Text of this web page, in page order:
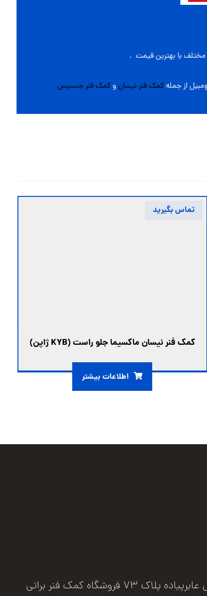
با بهترین قیمت .
از جملهکمک فنر نیسانو کمک فنر جنسیس
کمک فنر نیسان ماکسیما جلو راست (KYB ژاپن)
تماس بگیرید
اطلاعات بیشتر
کمک فنر براتی